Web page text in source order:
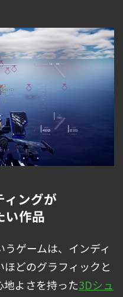
ィングが
い作品
うゲームは、インディ
どのグラフィックと
地よさを持った3Dシュ